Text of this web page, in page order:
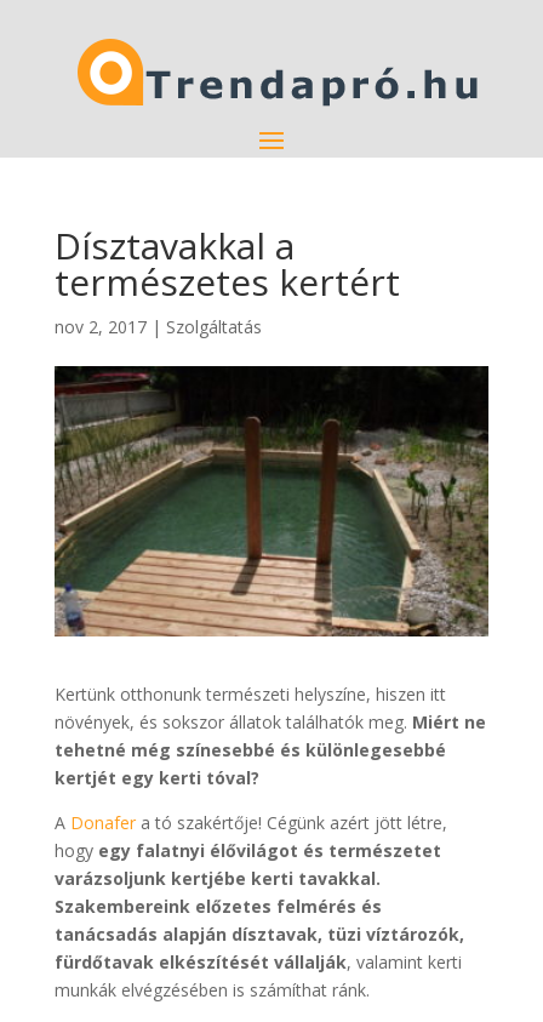
Dísztavakkal a
természetes kertért
nov 2, 2017| Szolgáltatás
Kertünk otthonunk természeti helyszíne, hiszen itt
növények, és sokszor állatok találhatók meg. Miért ne
tehetné még színesebbé és különlegesebbé
kertjét egy kerti tóval?
A Donafera tó szakértője! Cégünk azért jött létre,
hogy egy falatnyi élővilágot és természetet
varázsoljunk kertjébe kerti tavakkal.
Szakembereink előzetes felmérés és
tanácsadás alapján dísztavak, tüzi víztározók,
fürdőtavak elkészítését vállalják, valamint kerti
munkák elvégzésében is számíthat ránk.